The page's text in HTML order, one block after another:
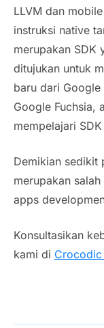
LLVM dan
instruksi native
merupakan SDK
ditujukan untuk
baru dari
Google Fuchsia,
mempelajari
Demikian sedikit
merupakan salah
apps
Konsultasikan
kami di